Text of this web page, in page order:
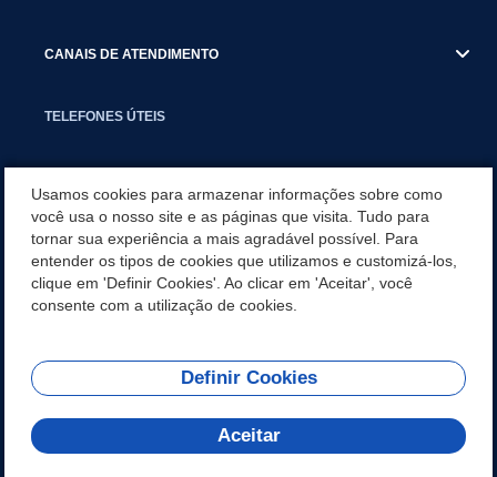
CANAIS DE ATENDIMENTO
TELEFONES ÚTEIS
NOTÍCIAS
APLICATIVO
REDES SOCIAIS
Usamos cookies para armazenar informações sobre como
você usa o nosso site e as páginas que visita. Tudo para
tornar sua experiência a mais agradável possível. Para
entender os tipos de cookies que utilizamos e customizá-los,
clique em 'Definir Cookies'. Ao clicar em 'Aceitar', você
consente com a utilização de cookies.
Definir Cookies
Aceitar